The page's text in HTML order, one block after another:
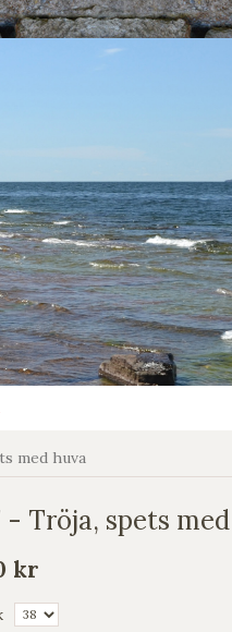
med huva
- Tröja, spets
kr